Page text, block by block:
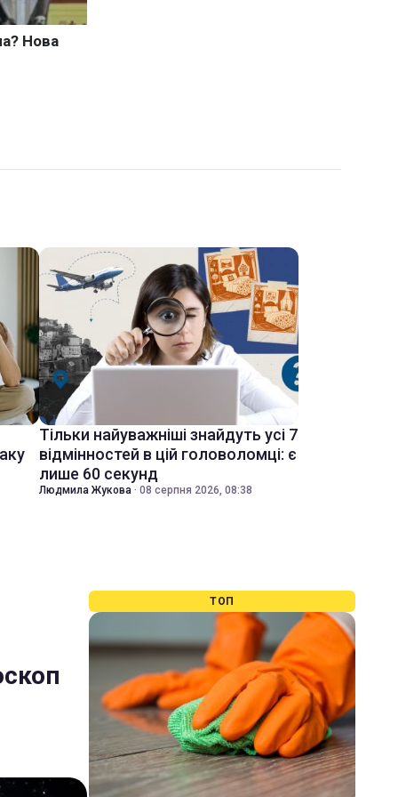
Тільки найуважніші знайдуть усі 7
відмінностей в цій головоломці: є
лише 60 секунд
Людмила Жукова · 08 серпня 2026, 08:38
ТОП